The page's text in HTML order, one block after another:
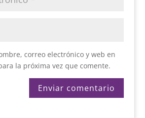
correo electrónico y web en
la próxima vez que comente.